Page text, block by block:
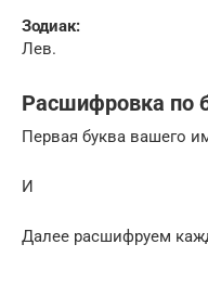
Зодиак:
Лев.
Расшифровка по
Первая буква вашего
И
Далее расшифруем